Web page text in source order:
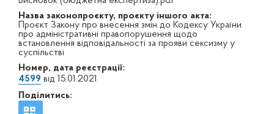
Назва законопроєкту, проєкту іншого акта:
Проєкт Закону про внесення змін до Кодексу України
про адміністративні правопорушення щодо
встановлення відповідальності за прояви сексизму у
суспільстві
Номер, дата реєстрації:
4599 від 15.01.2021
Поділитись: